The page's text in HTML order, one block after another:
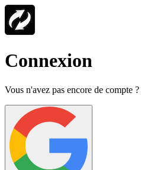
Connexion
Vous n'avez pas encore de compte ?